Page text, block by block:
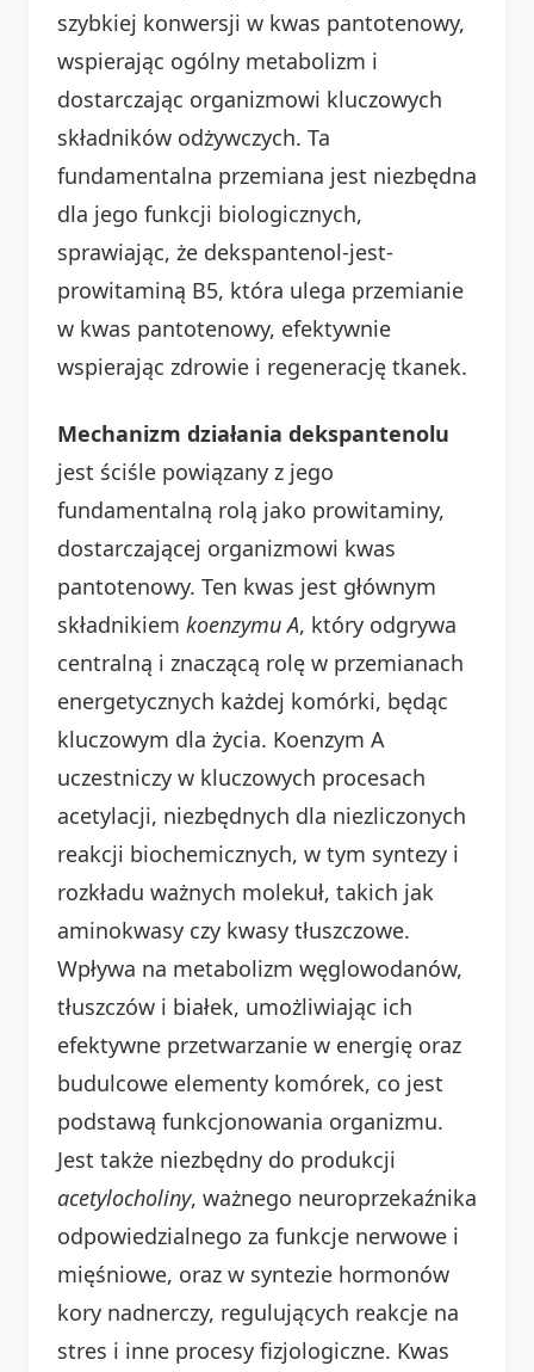
szybkiej konwersji w kwas pantotenowy,
wspierając ogólny metabolizm i
dostarczając organizmowi kluczowych
składników odżywczych. Ta
fundamentalna przemiana jest niezbędna
dla jego funkcji biologicznych,
sprawiając, że dekspantenol-jest-
prowitaminą B5, która ulega przemianie
w kwas pantotenowy, efektywnie
wspierając zdrowie i regenerację tkanek.
Mechanizm działania dekspantenolu
jest ściśle powiązany z jego
fundamentalną rolą jako prowitaminy,
dostarczającej organizmowi kwas
pantotenowy. Ten kwas jest głównym
składnikiem koenzymu A, który odgrywa
centralną i znaczącą rolę w przemianach
energetycznych każdej komórki, będąc
kluczowym dla życia. Koenzym A
uczestniczy w kluczowych procesach
acetylacji, niezbędnych dla niezliczonych
reakcji biochemicznych, w tym syntezy i
rozkładu ważnych molekuł, takich jak
aminokwasy czy kwasy tłuszczowe.
Wpływa na metabolizm węglowodanów,
tłuszczów i białek, umożliwiając ich
efektywne przetwarzanie w energię oraz
budulcowe elementy komórek, co jest
podstawą funkcjonowania organizmu.
Jest także niezbędny do produkcji
acetylocholiny, ważnego neuroprzekaźnika
odpowiedzialnego za funkcje nerwowe i
mięśniowe, oraz w syntezie hormonów
kory nadnerczy, regulujących reakcje na
stres i inne procesy fizjologiczne. Kwas